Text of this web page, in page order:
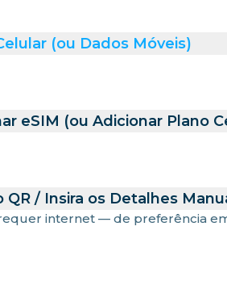
(ou Dados Móveis)
eSIM (ou Adicionar Plano
QR / Insira os Detalhes
internet — de preferência